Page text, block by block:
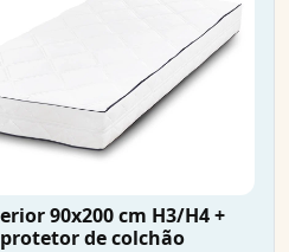
90x200 cm H3/H4 +
de colchão